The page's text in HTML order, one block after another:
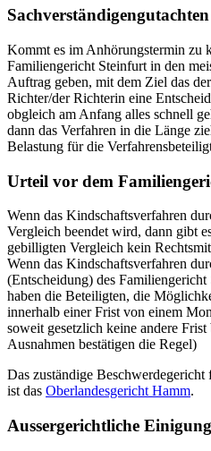
Sachverständigengutachten
Kommt es im Anhörungstermin zu
Familiengericht Steinfurt in den
Auftrag geben, mit dem Ziel das
Richter/der Richterin eine
obgleich am Anfang alles schnell
dann das Verfahren in die Länge
Belastung für die
Urteil vor dem
Wenn das Kindschaftsverfahren
Vergleich beendet wird, dann gibt
gebilligten Vergleich kein
Wenn das Kindschaftsverfahren
(Entscheidung) des
haben die Beteiligten, die
innerhalb einer Frist von einem
soweit gesetzlich keine andere
Ausnahmen bestätigen die Regel)
Das zuständige
ist das Oberlandesgericht Hamm.
Aussergerichtliche